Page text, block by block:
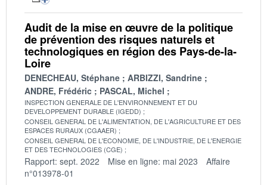
Audit de la mise en œuvre de la politique
de prévention des risques naturels et
technologiques en région des Pays-de-la-
Loire
DENECHEAU, Stéphane
ARBIZZI, Sandrine
ANDRE, Frédéric
PASCAL, Michel
INSPECTION GENERALE DE L'ENVIRONNEMENT ET DU
DEVELOPPEMENT DURABLE (IGEDD)
CONSEIL GENERAL DE L'ALIMENTATION, DE L'AGRICULTURE ET DES
ESPACES RURAUX (CGAAER)
CONSEIL GENERAL DE L'ECONOMIE, DE L'INDUSTRIE, DE L'ENERGIE
ET DES TECHNOLOGIES (CGE)
Rapport: sept. 2022 Mise en ligne: mai 2023
Affaire
n°013978-01